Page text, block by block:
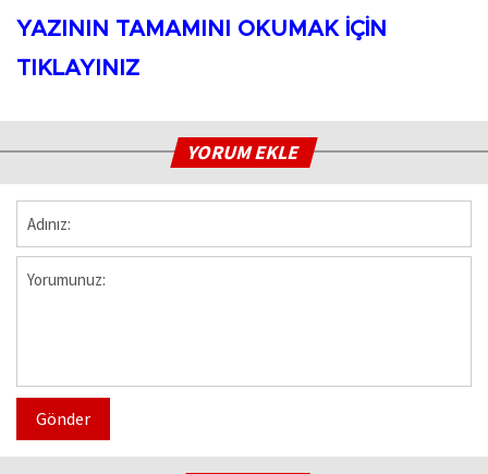
YAZININ TAMAMINI OKUMAK İÇİN
TIKLAYINIZ
YORUM EKLE
Gönder